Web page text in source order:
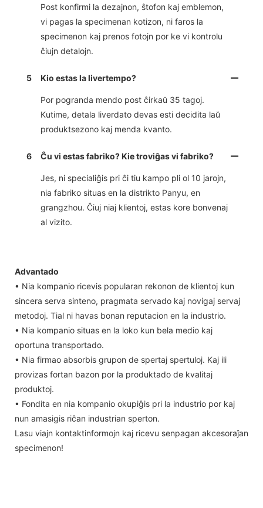
Post konfirmi la dezajnon, ŝtofon kaj emblemon,
vi pagas la specimenan kotizon, ni faros la
specimenon kaj prenos fotojn por ke vi kontrolu
ĉiujn detalojn.
5 Kio estas la livertempo?
Por pogranda mendo post ĉirkaŭ 35 tagoj.
Kutime, detala liverdato devas esti decidita laŭ
produktsezono kaj menda kvanto.
6 Ĉu vi estas fabriko? Kie troviĝas vi fabriko?
Jes, ni specialiĝis pri ĉi tiu kampo pli ol 10 jarojn,
nia fabriko situas en la distrikto Panyu, en
grangzhou. Ĉiuj niaj klientoj, estas kore bonvenaj
al vizito.
Advantado
• Nia kompanio ricevis popularan rekonon de klientoj kun
sincera serva sinteno, pragmata servado kaj novigaj servaj
metodoj. Tial ni havas bonan reputacion en la industrio.
• Nia kompanio situas en la loko kun bela medio kaj
oportuna transportado.
• Nia firmao absorbis grupon de spertaj spertuloj. Kaj ili
provizas fortan bazon por la produktado de kvalitaj
produktoj.
• Fondita en nia kompanio okupiĝis pri la industrio por kaj
nun amasigis riĉan industrian sperton.
Lasu viajn kontaktinformojn kaj ricevu senpagan akcesoraĵan
specimenon!